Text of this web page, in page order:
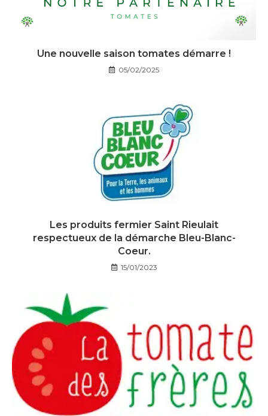
Une nouvelle saison tomates démarre !
05/02/2025
Les produits fermier Saint Rieulait
respectueux de la démarche Bleu-Blanc-
Coeur.
15/01/2023